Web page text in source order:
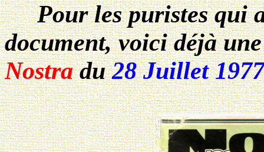
Pour les puristes qui
document, voici déjà
Nostradu28 Juillet 1977